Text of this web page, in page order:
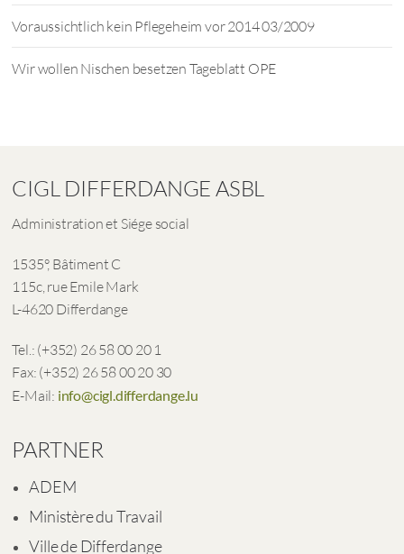
Voraussichtlich kein Pflegeheim vor 2014 03/2009
Wir wollen Nischen besetzen Tageblatt OPE
CIGL DIFFERDANGE ASBL
Administration et Siége social
1535°, Bâtiment C
115c, rue Emile Mark
L-4620 Differdange
Tel.: (+352) 26 58 00 20 1
Fax: (+352) 26 58 00 20 30
E-Mail: info@cigl.differdange.lu
PARTNER
ADEM
Ministère du Travail
Ville de Differdange